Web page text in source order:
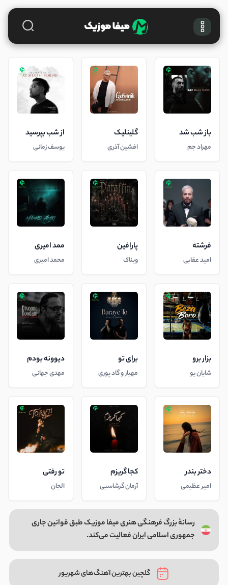
باز شب شد
مهراد جم
گلینلیک
افشین آذری
از شب بپرسید
یوسف زمانی
فرشته
امید عقابی
پارافین
ویناک
ممد امیری
محمد امیری
بزار برو
شایان یو
برای تو
مهیار و گاد پوری
دیوونه بودم
مهدی جهانی
دختر بندر
امیر عظیمی
کجا گریزم
آرمان گرشاسبی
تو رفتی
الجان
رسانهٔ بزرگ فرهنگی هنری میفا موزیک طبق قوانین جاری
جمهوری اسلامی ایران فعالیت می‌کند.
گلچین بهترین آهنگ‌های شهریور